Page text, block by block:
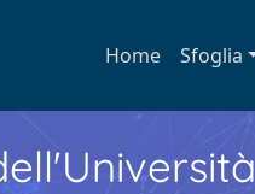
Home Sfoglia